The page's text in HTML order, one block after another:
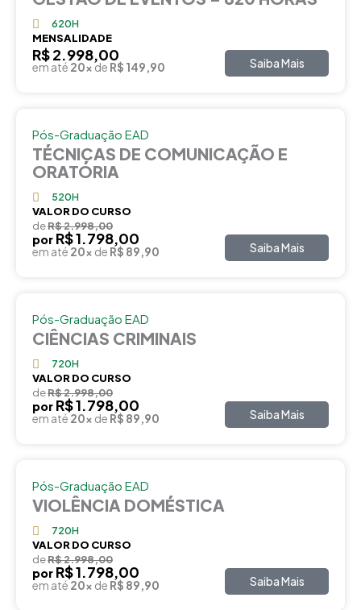
620H
MENSALIDADE
R$ 2.998,00
em até 20xde R$ 149,90 Saiba Mais
Pós-Graduação EAD
TÉCNICAS DE COMUNICAÇÃO E
ORATÓRIA
520H
VALOR DO CURSO
deR$ 2.998,00
por R$ 1.798,00
em até 20x de R$ 89,90 Saiba Mais
Pós-Graduação EAD
CIÊNCIAS CRIMINAIS
720H
VALOR DO CURSO
deR$ 2.998,00
por R$ 1.798,00
em até 20x de R$ 89,90 Saiba Mais
Pós-Graduação EAD
VIOLÊNCIA DOMÉSTICA
720H
VALOR DO CURSO
deR$ 2.998,00
por R$ 1.798,00
em até 20x de R$ 89,90 Saiba Mais